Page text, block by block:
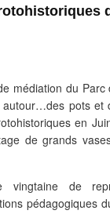
médiation du Parc
autour…des pots
en
de grands
de
pédagogiques